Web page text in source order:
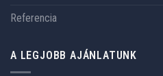
Referencia
A LEGJOBB AJÁNLATUNK